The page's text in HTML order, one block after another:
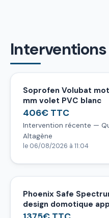
Soprofen Volubat
mm volet PVC blanc
406€ TTC
Intervention récente —
Altagène
le 06/08/2026 à 11:04
Phoenix Safe
design domotique